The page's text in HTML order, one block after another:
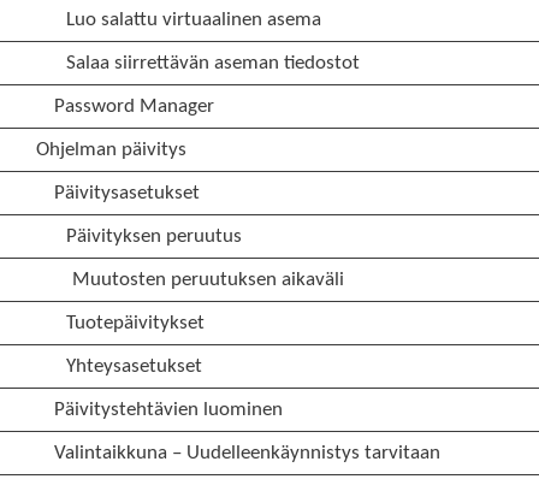
Luo salattu virtuaalinen asema
Salaa siirrettävän aseman tiedostot
Password Manager
Ohjelman päivitys
Päivitysasetukset
Päivityksen peruutus
Muutosten peruutuksen aikaväli
Tuotepäivitykset
Yhteysasetukset
Päivitystehtävien luominen
Valintaikkuna – Uudelleenkäynnistys tarvitaan